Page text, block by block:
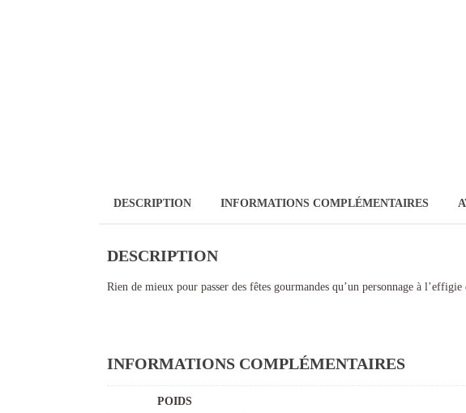
DESCRIPTION INFORMATIONS COMPLÉMENTAIRES
DESCRIPTION
Rien de mieux pour passer des fêtes gourmandes qu’un personnage à
INFORMATIONS COMPLÉMENTAIRES
POIDS